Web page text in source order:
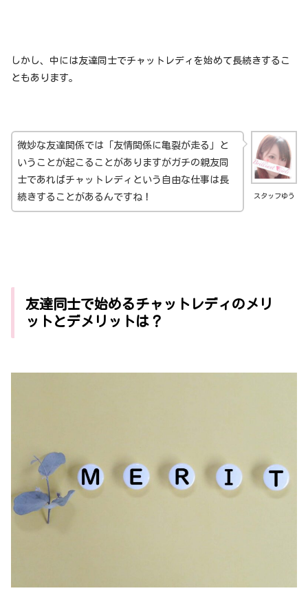
しかし、中には友達同士でチャットレディを始めて長続きするこ
ともあります。
スタッフゆう
微妙な友達関係では「友情関係に亀裂が走る」と
いうことが起こることがありますがガチの親友同
士であればチャットレディという自由な仕事は長
続きすることがあるんですね！
友達同士で始めるチャットレディのメリ
ットとデメリットは？